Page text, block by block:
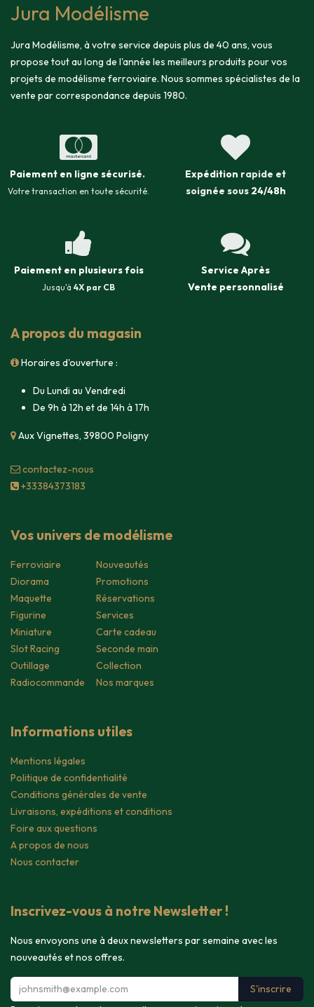
Jura Modélisme
Jura Modélisme, à votre service depuis plus de 40 ans, vous
propose tout au long de l'année les meilleurs produits pour vos
projets de modélisme ferroviaire. Nous sommes spécialistes de la
vente par correspondance depuis 1980.
Paiement en ligne sécurisé.
Votre transaction en toute sécurité.
Expédition rapide et
soignée sous 24/48h
Paiement en plusieurs fois
Jusqu'à 4X par CB
Service Après
Vente personnalisé
A propos du magasin
Horaires d'ouverture :
Du Lundi au Vendredi
De 9h à 12h et de 14h à 17h
Aux Vignettes, 39800 Poligny
contacte​z-nous
+33384373183
Vos univers de modélisme
Ferroviaire
Diorama
Maquette
Figurine
Miniature
Slot Racing
Outillage
Radiocommande
Nouveautés
Promotions
Réservations
Services
Carte cadeau
Seconde main
Collection
Nos marques
Informations utiles
Mentions légales
Politique de confidentialité
Conditions générales de vente
Livraisons, expéditions et conditions
Foire aux questions
A propos de nous
Nous contacter
Inscrivez-vous à notre Newsletter !
Nous envoyons une à deux newsletters par semaine avec les
nouveautés et nos offres.
S'inscrire